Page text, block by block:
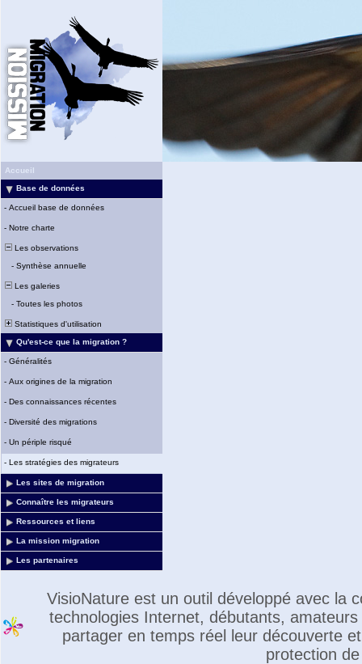
Accueil
Base de données
- Accueil base de données
- Notre charte
Les observations
- Synthèse annuelle
Les galeries
- Toutes les photos
Statistiques d'utilisation
Qu'est-ce que la migration ?
- Généralités
- Aux origines de la migration
- Des connaissances récentes
- Diversité des migrations
- Un périple risqué
- Les stratégies des migrateurs
Les sites de migration
Connaître les migrateurs
Ressources et liens
La mission migration
Les partenaires
VisioNature est un outil développé avec la
technologies Internet, débutants,
partager en temps réel leur découverte
protection